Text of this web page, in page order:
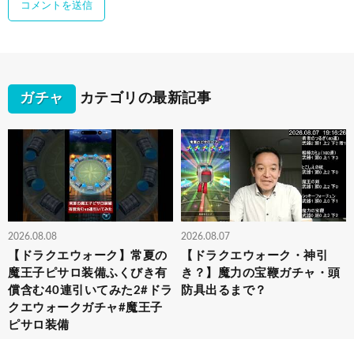
ガチャ カテゴリの最新記事
2026.08.08
【ドラクエウォーク】常夏の
魔王子ピサロ装備ふくびき有
償含む40連引いてみた2#ドラ
クエウォークガチャ#魔王子
ピサロ装備
2026.08.07
【ドラクエウォーク・神引
き？】魔力の宝鞭ガチャ・頭
防具出るまで？